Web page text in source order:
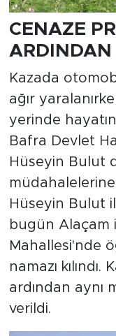
CENAZE
ARDINDAN
Kazada
ağır
yerinde
Bafra Devlet
Hüseyin Bulut
müdahalelerine
Hüseyin Bulut
bugün Alaçam
Mahallesi'nde
namazı kılındı.
ardından aynı
verildi.